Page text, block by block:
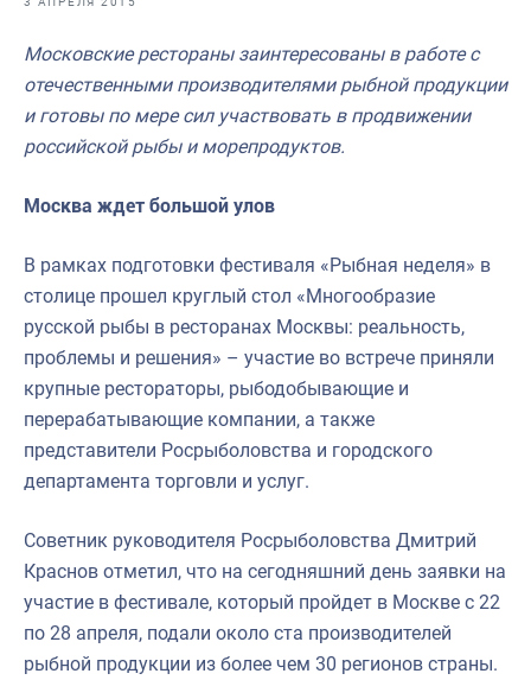
Выставки и конференции
Рыбоохрана России
Отрасль в цифрах
Большая африканская экспедиция
Укрепление духовно-нравственных ценностей
Московские рестораны заинтересованы в работе с
отечественными производителями рыбной продукции
и готовы по мере сил участвовать в продвижении
российской рыбы и морепродуктов.
Москва ждет большой улов
В рамках подготовки фестиваля «Рыбная неделя» в
столице прошел круглый стол «Многообразие
русской рыбы в ресторанах Москвы: реальность,
проблемы и решения» – участие во встрече приняли
крупные рестораторы, рыбодобывающие и
перерабатывающие компании, а также
представители Росрыболовства и городского
департамента торговли и услуг.
Советник руководителя Росрыболовства Дмитрий
Краснов отметил, что на сегодняшний день заявки на
участие в фестивале, который пройдет в Москве с 22
по 28 апреля, подали около ста производителей
рыбной продукции из более чем 30 регионов страны.